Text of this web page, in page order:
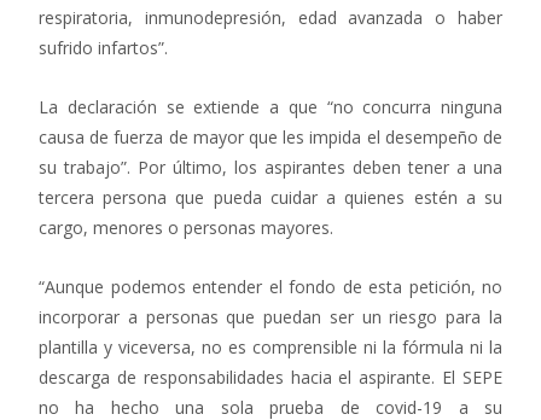
respiratoria, inmunodepresión, edad avanzada o haber
sufrido infartos”.
La declaración se extiende a que “no concurra ninguna
causa de fuerza de mayor que les impida el desempeño de
su trabajo”. Por último, los aspirantes deben tener a una
tercera persona que pueda cuidar a quienes estén a su
cargo, menores o personas mayores.
“Aunque podemos entender el fondo de esta petición, no
incorporar a personas que puedan ser un riesgo para la
plantilla y viceversa, no es comprensible ni la fórmula ni la
descarga de responsabilidades hacia el aspirante. El SEPE
no ha hecho una sola prueba de covid-19 a su